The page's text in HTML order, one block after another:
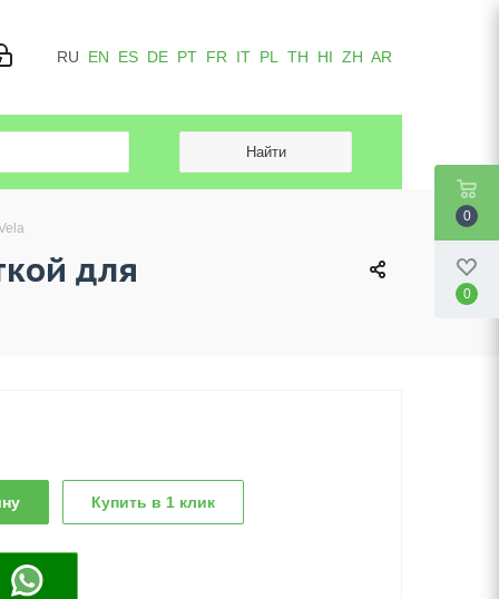
RU EN ES DE PT FR IT PL TH HI ZH AR
для
Купить в 1 клик
0
0